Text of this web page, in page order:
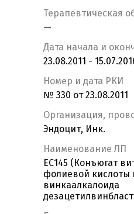
Терапевтическая
—
Дата начала и
23.08.2011 -
Номер и дата РКИ
№ 330 от 23.08.2011
Организация,
Эндоцит, Инк.
Наименование ЛП
ЕС145 (Конъюгат
фолиевой кислоты
винкаалкалоида